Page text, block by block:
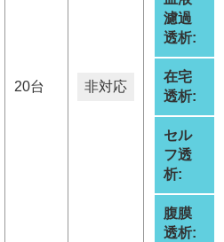
20台 非対応
濾過
透析:
在宅
透析:
セル
フ透
析:
腹膜
透析: